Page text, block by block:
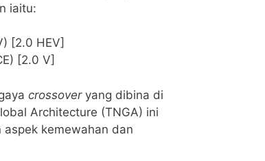
iaitu:
[2.0 HEV]
[2.0 V]
crossoveryang dibina di
Architecture (TNGA) ini
kemewahan dan